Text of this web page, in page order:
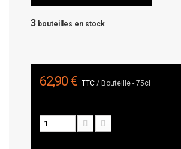
3 bouteilles en stock
62,90 € TTC/ Bouteille - 75cl